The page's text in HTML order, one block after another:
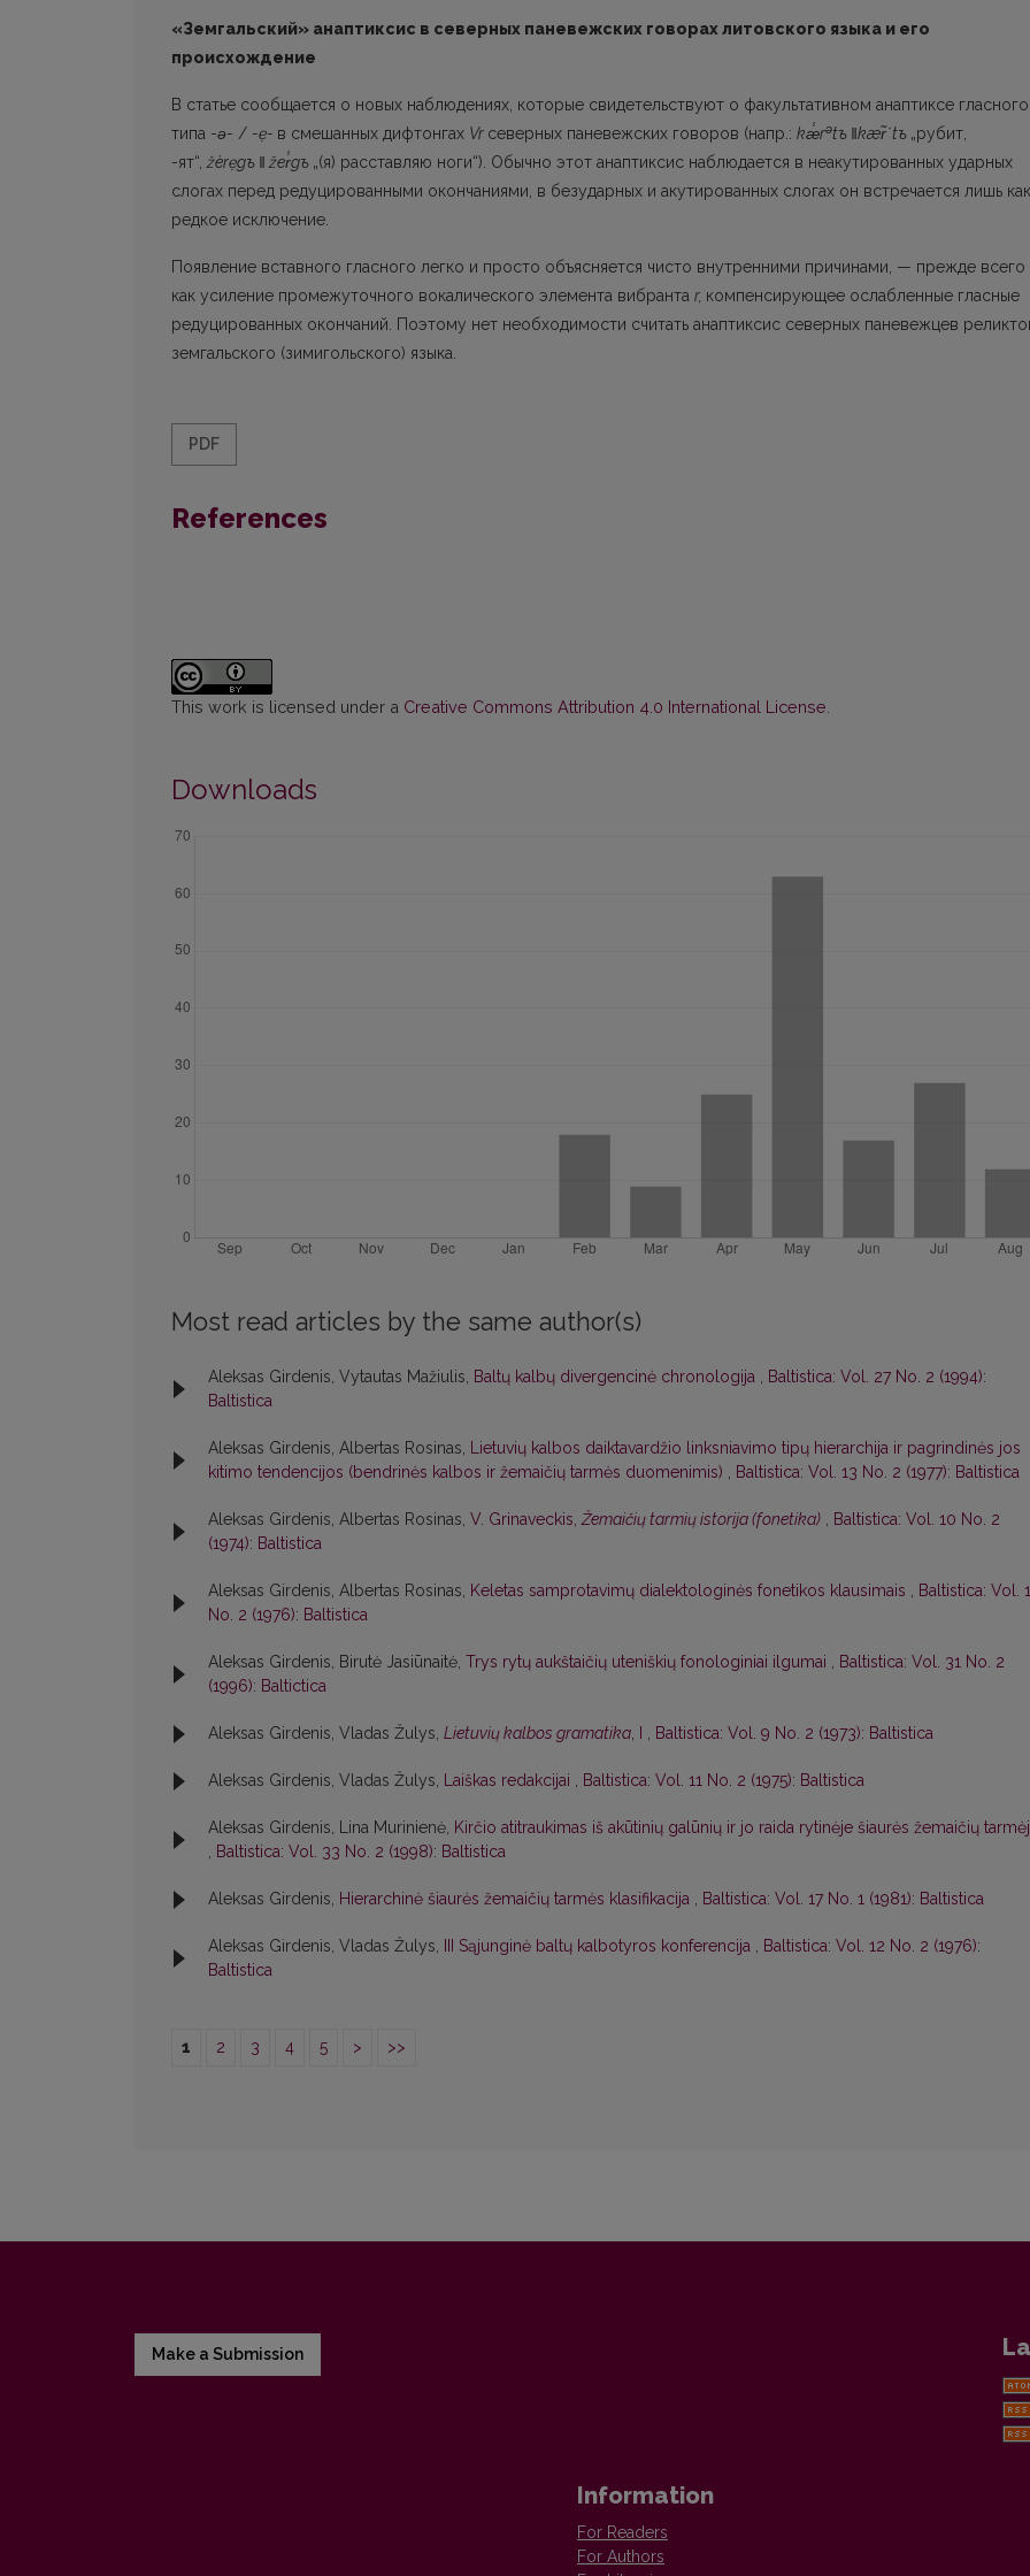
«Земгальский» анаптиксис в северных паневежских говорах литовского языка и его
происхождение
В статье сообщается о новых наблюдениях, которые свидетельствуют о факультатив­ном анаптиксе гласного
типа -ǝ- / -ẹ- в смешанных дифтонгах Vr северных паневежских говоров (напр.: kæ̾rǝtъ ‖kær̃˙tъ „рубит,
-ят“,žèrẹgъ ‖ žer̾gъ „(я) расставляю ноги“). Обычно этот анаптиксис наблюдается в неакутированных ударных
слогах перед редуцированными окончаниями, в безударных и акутированных слогах он встречается лишь как
редкое исключение.
Появление вставного гласного легко и просто объясняется чисто внутренними при­чинами, — прежде всего
как усиление промежуточного вокалического элемента вибранта r, компенсирующее ослабленные гласные
редуцированных окончаний. Поэтому нет необходимости считать анаптиксис северных паневежцев
земгальского (зимигольского) языка.
PDF
References
This work is licensed under a Creative Commons Attribution 4.0 International License
Downloads
Most read articles by the same author(s)
Aleksas Girdenis, Vytautas Mažiulis, Baltų kalbų divergencinė chronologija , Baltistica: Vol. 27 No. 2 (1994):
Baltistica
Aleksas Girdenis, Albertas Rosinas, Lietuvių kalbos daiktavardžio linksniavimo tipų hierarchija ir pagrindinės jos
kitimo tendencijos (bendrinės kalbos ir žemaičių tarmės duomenimis) , Baltistica: Vol. 13 No. 2 (1977): Baltistica
Aleksas Girdenis, Albertas Rosinas, V. Grinaveckis,Žemaičių tarmių istorija (fonetika) , Baltistica: Vol. 10 No. 2
(1974): Baltistica
Aleksas Girdenis, Albertas Rosinas, Keletas samprotavimų dialektologinės fonetikos klausimais , Baltistica: Vol.
No. 2 (1976): Baltistica
Aleksas Girdenis, Birutė Jasiūnaitė, Trys rytų aukštaičių uteniškių fonologiniai ilgumai , Baltistica: Vol. 31 No. 2
(1996): Baltictica
Aleksas Girdenis, Vladas Žulys, Lietuvių kalbos gramatika, I , Baltistica: Vol. 9 No. 2 (1973): Baltistica
Aleksas Girdenis, Vladas Žulys, Laiškas redakcijai , Baltistica: Vol. 11 No. 2 (1975): Baltistica
Aleksas Girdenis, Lina Murinienė, Kirčio atitraukimas iš akūtinių galūnių ir jo raida rytinėje šiaurės žemaičių
, Baltistica: Vol. 33 No. 2 (1998): Baltistica
Aleksas Girdenis, Hierarchinė šiaurės žemaičių tarmės klasifikacija , Baltistica: Vol. 17 No. 1 (1981): Baltistica
Aleksas Girdenis, Vladas Žulys, III Sąjunginė baltų kalbotyros konferencija , Baltistica: Vol. 12 No. 2 (1976):
Baltistica
1 2 3 4 5 > >>
Make a Submission
Information
For Readers
For Authors